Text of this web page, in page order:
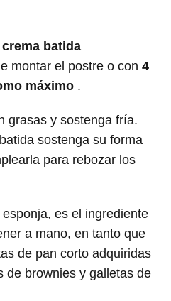
crema batida
montar el postre o con 4
máximo .
grasas y sostenga fría.
sostenga su forma
para rebozar los
es el ingrediente
a mano, en tanto que
de pan corto adquiridas
de brownies y galletas de